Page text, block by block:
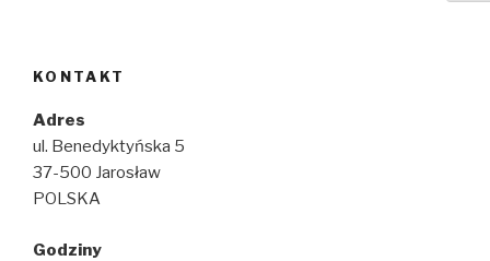
KONTAKT
Adres
ul. Benedyktyńska 5
37-500 Jarosław
POLSKA
Godziny